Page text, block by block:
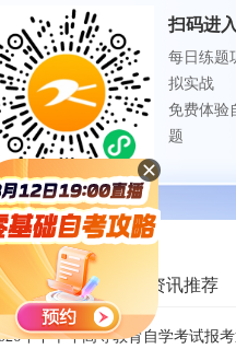
扫码进
每日练题
拟实战
免费体验
题
资讯推荐 热门资讯推荐
年下半年高等教育自学考试报